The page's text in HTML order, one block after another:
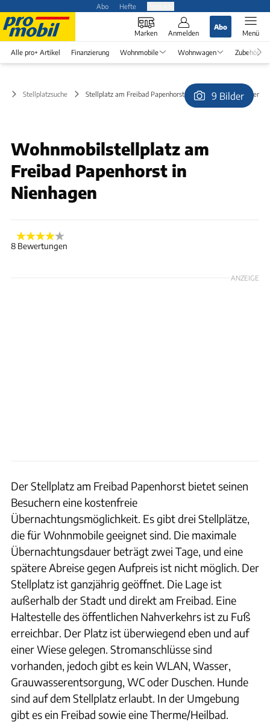
Abo Hefte
Marken Anmelden
Abo
Menü
Alle pro+ Artikel Finanzierung Wohnmobile Wohnwagen Zubehör
Stellplatzsuche Stellplatz am Freibad Papenhorst (kostenlos) in Nienhagen
9 Bilder
Wohnmobilstellplatz am
Freibad Papenhorst in
Nienhagen
8 Bewertungen
ANZEIGE
Der Stellplatz am Freibad Papenhorst bietet seinen
Besuchern eine kostenfreie
Übernachtungsmöglichkeit. Es gibt drei Stellplätze,
die für Wohnmobile geeignet sind. Die maximale
Übernachtungsdauer beträgt zwei Tage, und eine
spätere Abreise gegen Aufpreis ist nicht möglich. Der
Stellplatz ist ganzjährig geöffnet. Die Lage ist
außerhalb der Stadt und direkt am Freibad. Eine
Haltestelle des öffentlichen Nahverkehrs ist zu Fuß
erreichbar. Der Platz ist überwiegend eben und auf
einer Wiese gelegen. Stromanschlüsse sind
vorhanden, jedoch gibt es kein WLAN, Wasser,
Grauwasserentsorgung, WC oder Duschen. Hunde
sind auf dem Stellplatz erlaubt. In der Umgebung
gibt es ein Freibad sowie eine Therme/Heilbad.